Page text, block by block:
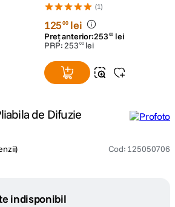
(1)
12500 lei
Preț anterior:253 00 lei
PRP:253 00 lei
de Difuzie
) Cod: 125050706
indisponibil